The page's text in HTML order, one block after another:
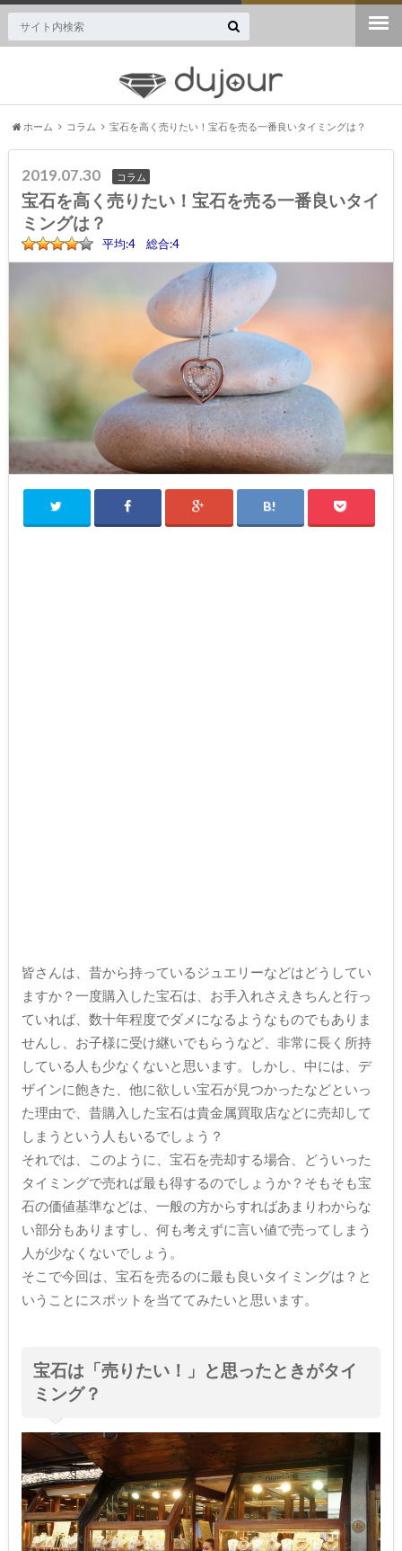
ホーム コラム 宝石を高く売りたい！宝石を売る一番良いタイミングは？
2019.07.30 コラム
宝石を高く売りたい！宝石を売る一番良いタイ
ミングは？
平均:4 総合:4
皆さんは、昔から持っているジュエリーなどはどうしてい
ますか？一度購入した宝石は、お手入れさえきちんと行っ
ていれば、数十年程度でダメになるようなものでもありま
せんし、お子様に受け継いでもらうなど、非常に長く所持
している人も少なくないと思います。しかし、中には、デ
ザインに飽きた、他に欲しい宝石が見つかったなどといっ
た理由で、昔購入した宝石は貴金属買取店などに売却して
しまうという人もいるでしょう？
それでは、このように、宝石を売却する場合、どういった
タイミングで売れば最も得するのでしょうか？そもそも宝
石の価値基準などは、一般の方からすればあまりわからな
い部分もありますし、何も考えずに言い値で売ってしまう
人が少なくないでしょう。
そこで今回は、宝石を売るのに最も良いタイミングは？と
いうことにスポットを当ててみたいと思います。
宝石は「売りたい！」と思ったときがタイ
ミング？